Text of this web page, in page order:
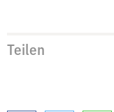
Teilen